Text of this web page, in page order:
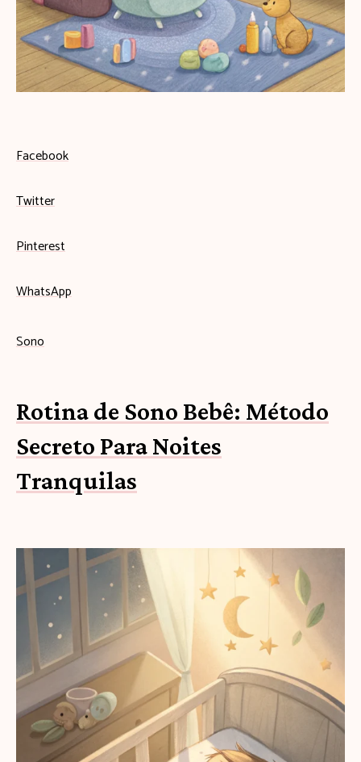
Facebook
Twitter
Pinterest
WhatsApp
Sono
Rotina de Sono Bebê: Método
Secreto Para Noites
Tranquilas